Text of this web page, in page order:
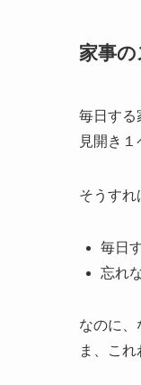
家事
毎日する
見開き１
そうすれ
毎日
忘れ
なのに、
ま、こ